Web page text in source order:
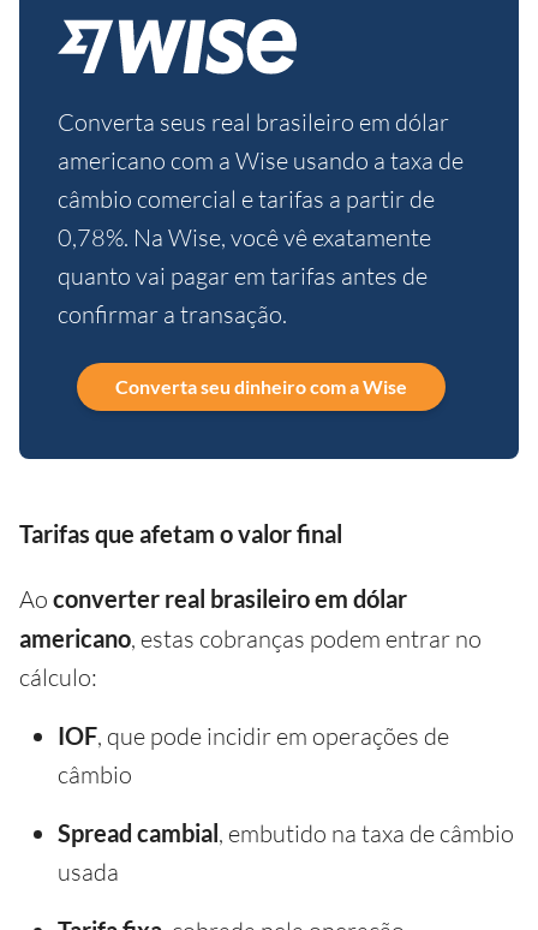
Converta seus real brasileiro em dólar
americano com a Wise usando a taxa de
câmbio comercial e tarifas a partir de
0,78%. Na Wise, você vê exatamente
quanto vai pagar em tarifas antes de
confirmar a transação.
Converta seu dinheiro com a Wise
Tarifas que afetam o valor final
Ao converter real brasileiro em dólar
americano, estas cobranças podem entrar no
cálculo:
IOF, que pode incidir em operações de
câmbio
Spread cambial, embutido na taxa de câmbio
usada